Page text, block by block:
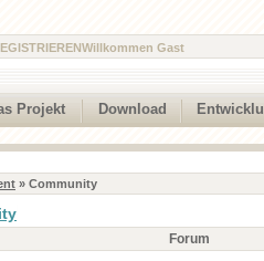
Willkommen Gast
Projekt Download
» Community
Forum